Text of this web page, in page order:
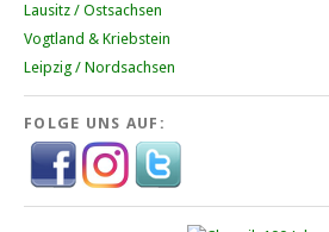
Lausitz / Ostsachsen
Vogtland & Kriebstein
Leipzig / Nordsachsen
FOLGE UNS AUF: